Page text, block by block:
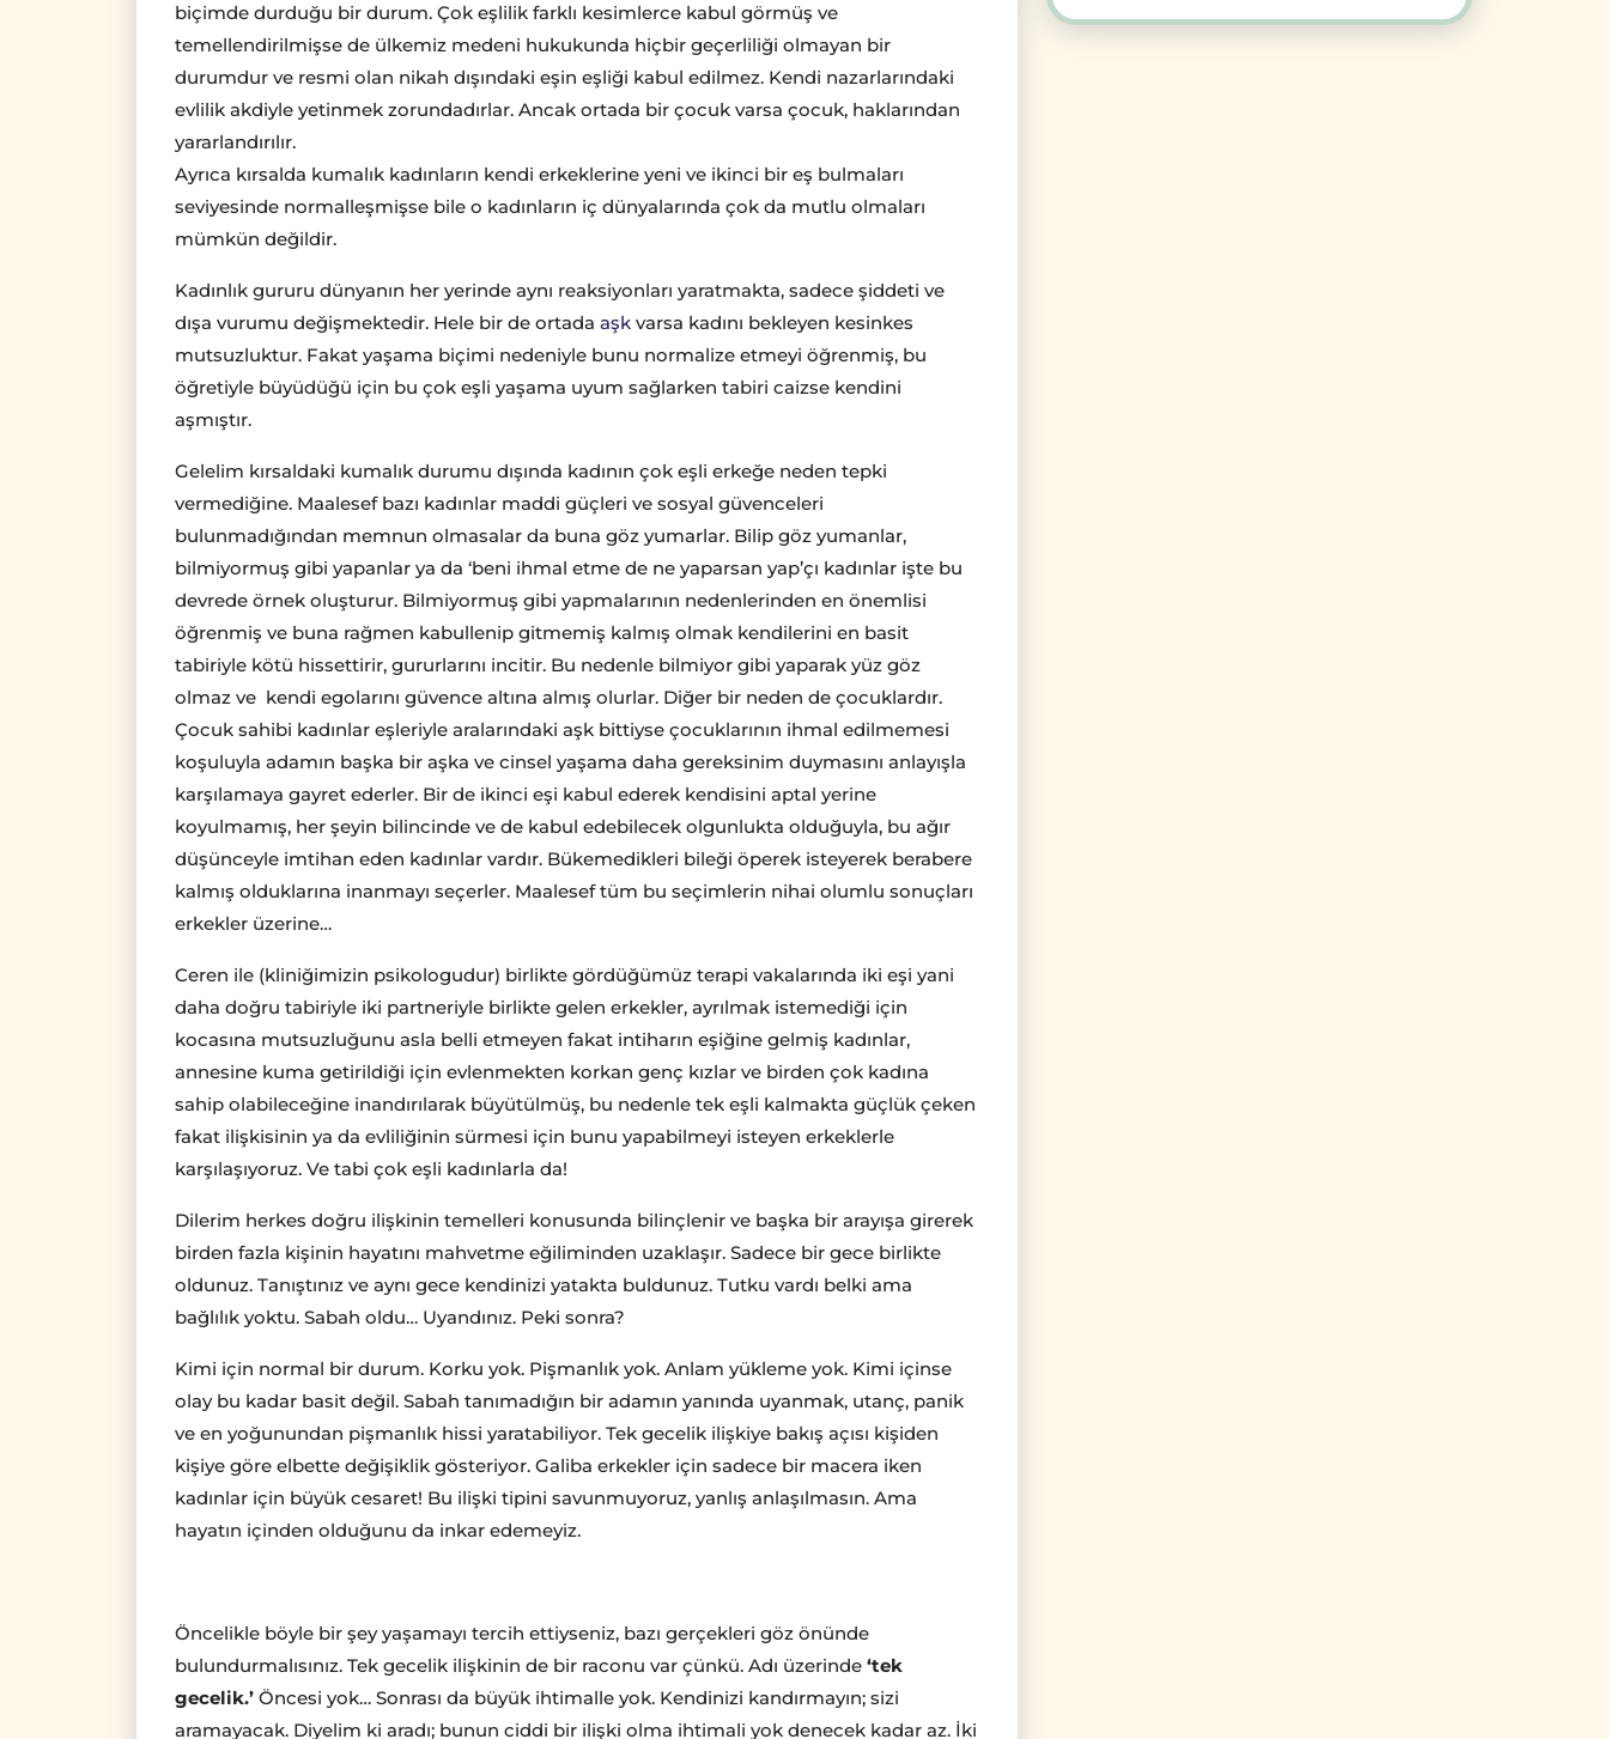
biçimde durduğu bir durum. Çok eşlilik farklı kesimlerce kabul görmüş ve
temellendirilmişse de ülkemiz medeni hukukunda hiçbir geçerliliği olmayan bir
durumdur ve resmi olan nikah dışındaki eşin eşliği kabul edilmez. Kendi nazarlarındaki
evlilik akdiyle yetinmek zorundadırlar. Ancak ortada bir çocuk varsa çocuk, haklarından
yararlandırılır.
Ayrıca kırsalda kumalık kadınların kendi erkeklerine yeni ve ikinci bir eş bulmaları
seviyesinde normalleşmişse bile o kadınların iç dünyalarında çok da mutlu olmaları
mümkün değildir.
Kadınlık gururu dünyanın her yerinde aynı reaksiyonları yaratmakta, sadece şiddeti ve
dışa vurumu değişmektedir. Hele bir de ortada aşk varsa kadını bekleyen kesinkes
mutsuzluktur. Fakat yaşama biçimi nedeniyle bunu normalize etmeyi öğrenmiş, bu
öğretiyle büyüdüğü için bu çok eşli yaşama uyum sağlarken tabiri caizse kendini
aşmıştır.
Gelelim kırsaldaki kumalık durumu dışında kadının çok eşli erkeğe neden tepki
vermediğine. Maalesef bazı kadınlar maddi güçleri ve sosyal güvenceleri
bulunmadığından memnun olmasalar da buna göz yumarlar. Bilip göz yumanlar,
bilmiyormuş gibi yapanlar ya da ‘beni ihmal etme de ne yaparsan yap’çı kadınlar işte bu
devrede örnek oluşturur. Bilmiyormuş gibi yapmalarının nedenlerinden en önemlisi
öğrenmiş ve buna rağmen kabullenip gitmemiş kalmış olmak kendilerini en basit
tabiriyle kötü hissettirir, gururlarını incitir. Bu nedenle bilmiyor gibi yaparak yüz göz
olmaz ve kendi egolarını güvence altına almış olurlar. Diğer bir neden de çocuklardır.
Çocuk sahibi kadınlar eşleriyle aralarındaki aşk bittiyse çocuklarının ihmal edilmemesi
koşuluyla adamın başka bir aşka ve cinsel yaşama daha gereksinim duymasını anlayışla
karşılamaya gayret ederler. Bir de ikinci eşi kabul ederek kendisini aptal yerine
koyulmamış, her şeyin bilincinde ve de kabul edebilecek olgunlukta olduğuyla, bu ağır
düşünceyle imtihan eden kadınlar vardır. Bükemedikleri bileği öperek isteyerek berabere
kalmış olduklarına inanmayı seçerler. Maalesef tüm bu seçimlerin nihai olumlu sonuçları
erkekler üzerine…
Ceren ile (kliniğimizin psikologudur) birlikte gördüğümüz terapi vakalarında iki eşi yani
daha doğru tabiriyle iki partneriyle birlikte gelen erkekler, ayrılmak istemediği için
kocasına mutsuzluğunu asla belli etmeyen fakat intiharın eşiğine gelmiş kadınlar,
annesine kuma getirildiği için evlenmekten korkan genç kızlar ve birden çok kadına
sahip olabileceğine inandırılarak büyütülmüş, bu nedenle tek eşli kalmakta güçlük çeken
fakat ilişkisinin ya da evliliğinin sürmesi için bunu yapabilmeyi isteyen erkeklerle
karşılaşıyoruz. Ve tabi çok eşli kadınlarla da!
Dilerim herkes doğru ilişkinin temelleri konusunda bilinçlenir ve başka bir arayışa girerek
birden fazla kişinin hayatını mahvetme eğiliminden uzaklaşır. Sadece bir gece birlikte
oldunuz. Tanıştınız ve aynı gece kendinizi yatakta buldunuz. Tutku vardı belki ama
bağlılık yoktu. Sabah oldu… Uyandınız. Peki sonra?
Kimi için normal bir durum. Korku yok. Pişmanlık yok. Anlam yükleme yok. Kimi içinse
olay bu kadar basit değil. Sabah tanımadığın bir adamın yanında uyanmak, utanç, panik
ve en yoğunundan pişmanlık hissi yaratabiliyor. Tek gecelik ilişkiye bakış açısı kişiden
kişiye göre elbette değişiklik gösteriyor. Galiba erkekler için sadece bir macera iken
kadınlar için büyük cesaret! Bu ilişki tipini savunmuyoruz, yanlış anlaşılmasın. Ama
hayatın içinden olduğunu da inkar edemeyiz.
Öncelikle böyle bir şey yaşamayı tercih ettiyseniz, bazı gerçekleri göz önünde
bulundurmalısınız. Tek gecelik ilişkinin de bir raconu var çünkü. Adı üzerinde ‘tek
gecelik.’ Öncesi yok… Sonrası da büyük ihtimalle yok. Kendinizi kandırmayın; sizi
aramayacak. Diyelim ki aradı; bunun ciddi bir ilişki olma ihtimali yok denecek kadar az. İki